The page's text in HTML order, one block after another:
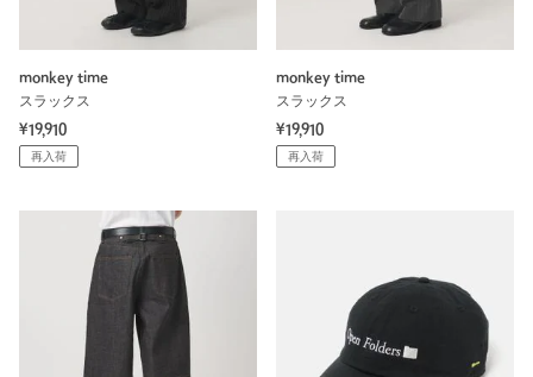
monkey time
スラックス
¥19,910
再入荷
monkey time
スラックス
¥19,910
再入荷